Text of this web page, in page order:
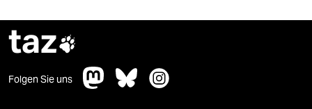
taz
Folgen Sie uns